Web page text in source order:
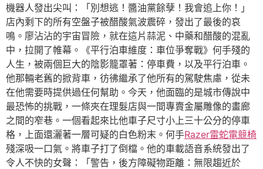
機器人發出尖叫：「別想逃！醬油黨餘孽！我會追上你！」
店內剩下的所有空盤子被醋酸氣波震碎，發出了最後的哀
鳴。廖沾沾的宇宙冒險，就在這片蒜泥、中藥和醋酸的混亂
中，拉開了帷幕。《平行泊車維度：車位爭奪戰》何手殘的
人生，被兩個巨大的陰影籠罩著：停車費，以及平行泊車。
他那輛老舊的掀背車，彷彿繼承了他所有的駕駛焦慮，從未
在他需要時提供過任何幫助。今天，他面臨的是城市傳說中
最恐怖的挑戰，一條夾在理髮店與一間專賣金屬雕像的畫廊
之間的窄巷。一個看起來比他車子尺寸小上三十公分的停車
格，上面還灑著一層可疑的白色粉末。何手Razer雷蛇電競椅
殘深吸一口氣。將車子打了倒檔。他的車載語音系統發出了
令人不快的女聲：「警告，後方障礙物距離：無限趨近於